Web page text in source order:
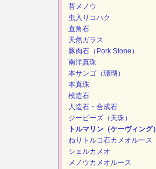
苔メノウ
虫入りコハク
直角石
天然ガラス
豚肉石（Pork Stone）
南洋真珠
本サンゴ（珊瑚）
本真珠
模造石
人造石・合成石
ジービーズ（天珠）
トルマリン（ケーヴィング）
ねりトルコ石カメオルース
シェルカメオ
メノウカメオルース